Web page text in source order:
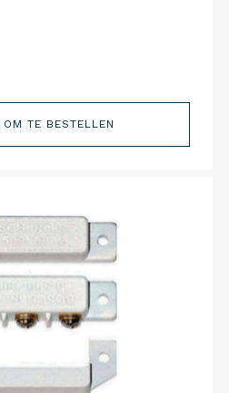
OM TE BESTELLEN